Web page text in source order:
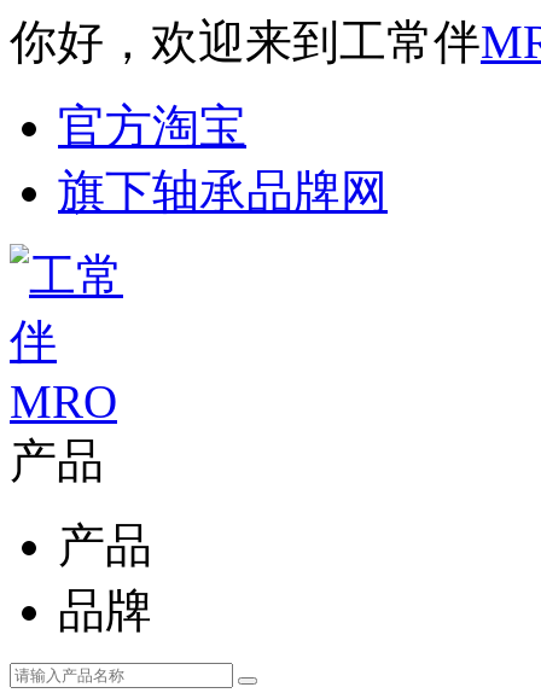
你好，欢迎来到工常伴
官方淘宝
旗下轴承品牌网
产品
产品
品牌